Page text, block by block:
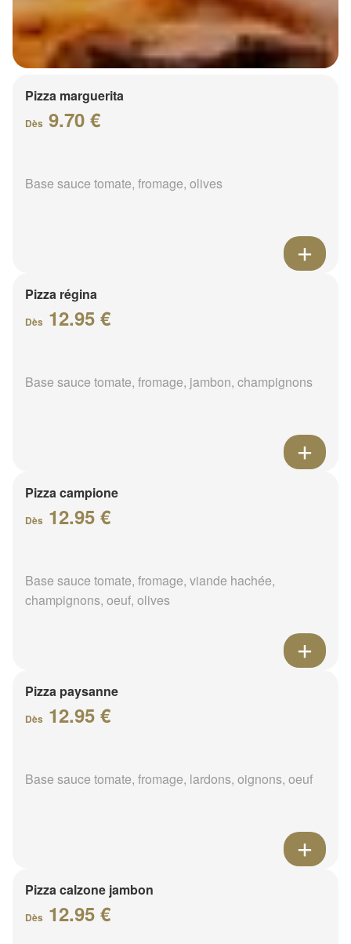
Pizza marguerita
Dès 9.70 €
Base sauce tomate, fromage, olives
Pizza régina
Dès 12.95 €
Base sauce tomate, fromage, jambon, champignons
Pizza campione
Dès 12.95 €
Base sauce tomate, fromage, viande hachée,
champignons, oeuf, olives
Pizza paysanne
Dès 12.95 €
Base sauce tomate, fromage, lardons, oignons, oeuf
Pizza calzone jambon
Dès 12.95 €